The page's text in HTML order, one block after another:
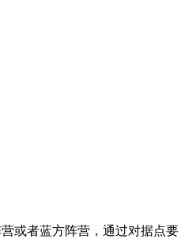
或者蓝方阵营，通过对据点要